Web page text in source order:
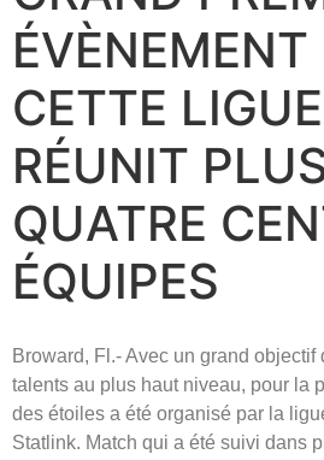
ÉVÈNEMENT
CETTE
RÉUNIT
QUATRE
ÉQUIPES
Broward, Fl.- Avec un grand objectif
talents au plus haut niveau, pour la
des étoiles a été organisé par la
Statlink. Match qui a été suivi dans